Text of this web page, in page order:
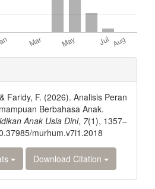
Faridy, F. (2026). Analisis Peran
Berbahasa Anak.
Anak Usia Dini, 7(1), 1357–
murhum.v7i1.2018
Download Citation